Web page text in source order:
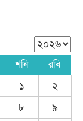
শনি রবি
১
২
৮
৯